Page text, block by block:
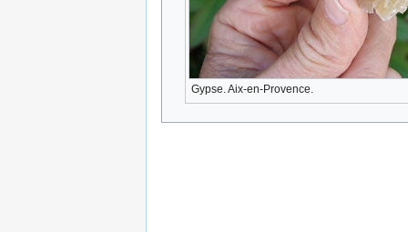
Gypse. Aix-en-Provence.